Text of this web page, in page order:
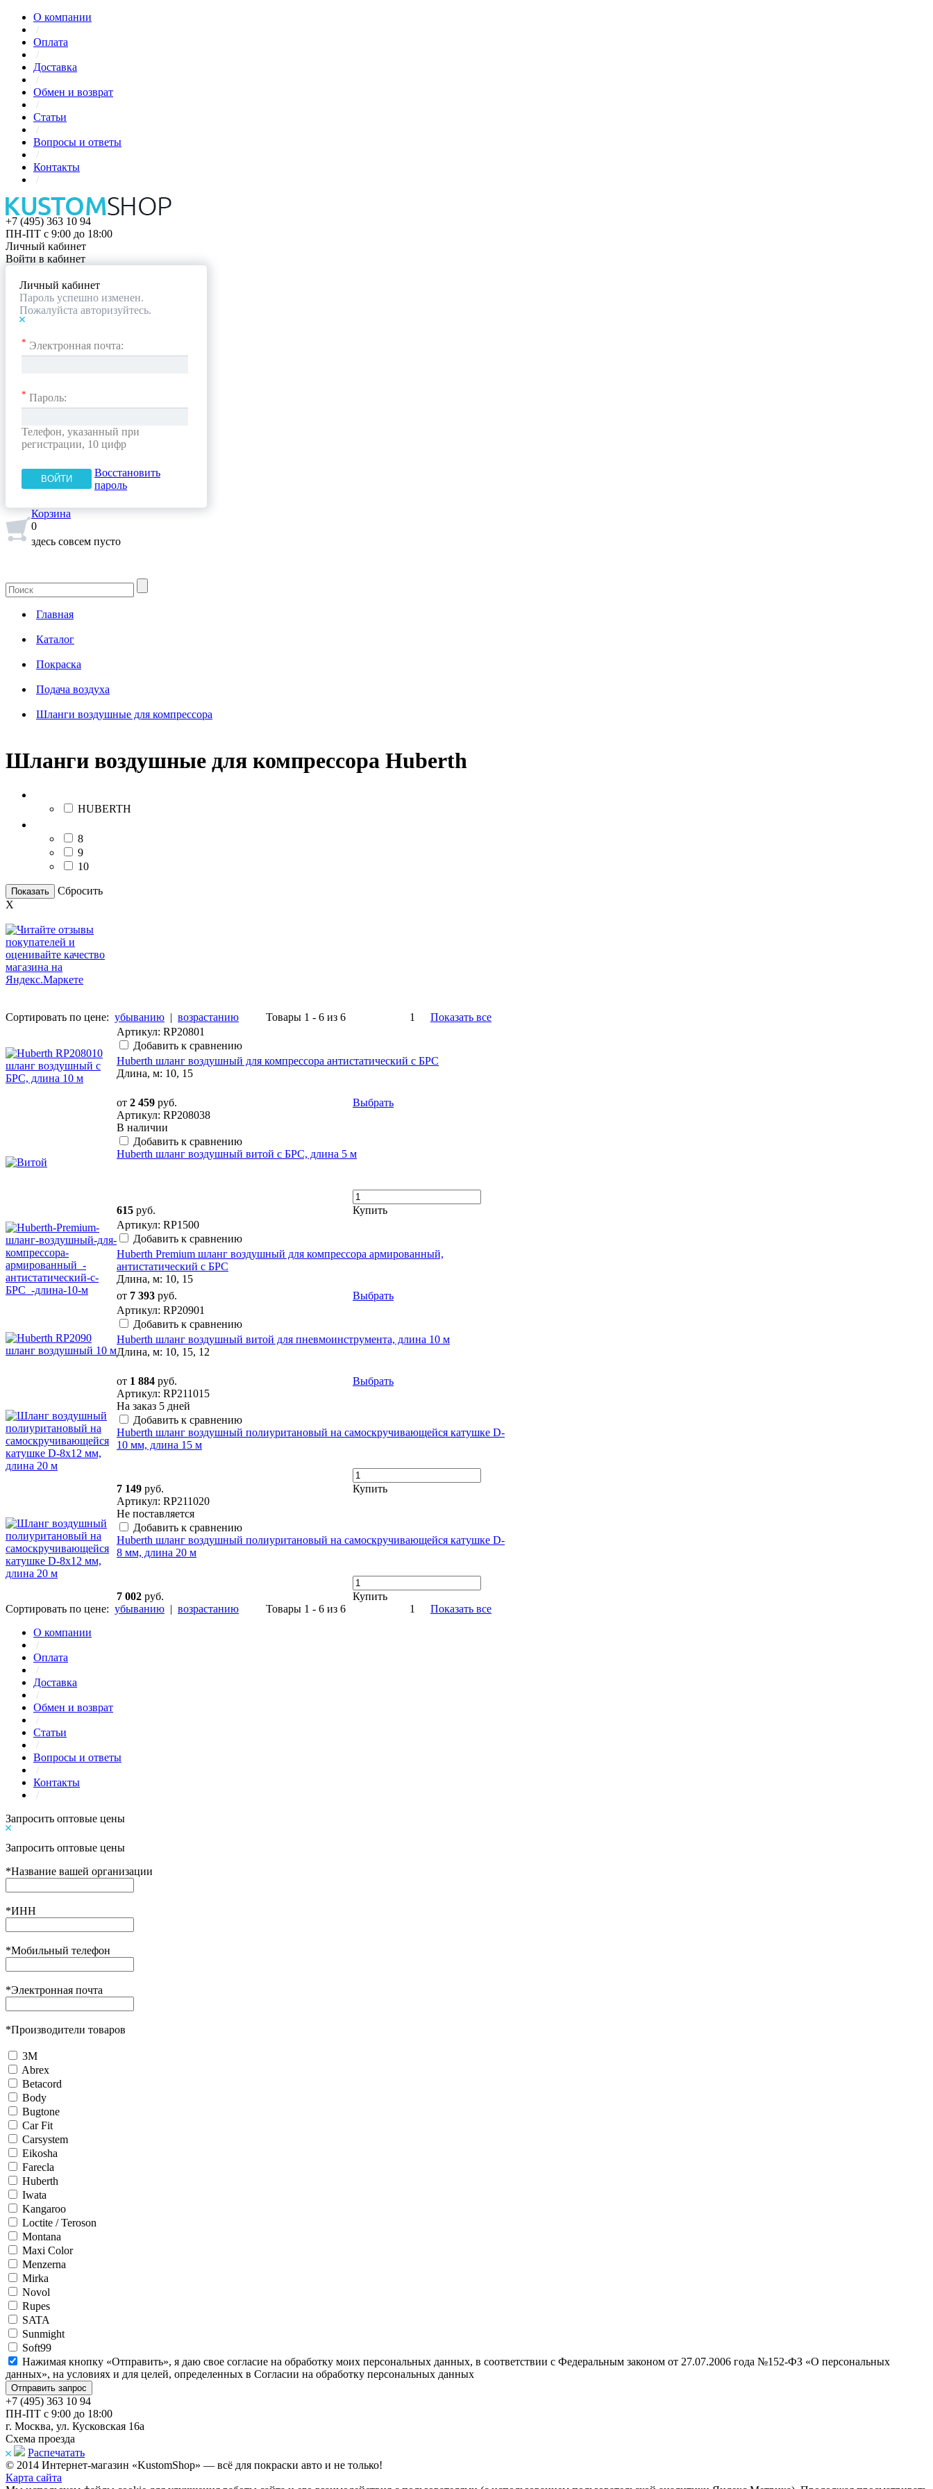
О компании
/
Оплата
/
Доставка
/
Обмен и возврат
/
Статьи
/
Вопросы и ответы
/
Контакты
/
+7 (495) 363 10 94
ПН-ПТ с 9:00 до 18:00
Личный кабинет
Войти в кабинет
Личный кабинет
Пароль успешно изменен.
Пожалуйста авторизуйтесь.
* Электронная почта:
* Пароль:
Телефон, указанный при
регистрации, 10 цифр
Восстановить
пароль
Корзина
0
здесь совсем пусто
Главная
Каталог
Покраска
Подача воздуха
Шланги воздушные для компрессора
Шланги воздушные для компрессора Huberth
HUBERTH
8
9
10
Показать
Сбросить
X
Сортировать по цене: убыванию | возрастанию Товары 1 - 6 из 6 1
Показать все
Артикул: RP20801
Добавить к сравнению
Huberth шланг воздушный для компрессора антистатический с БРС
Длина, м: 10, 15
от 2 459 руб.
Выбрать
Артикул: RP208038
В наличии
Добавить к сравнению
Huberth шланг воздушный витой с БРС, длина 5 м
615 руб.
Купить
Артикул: RP1500
Добавить к сравнению
Huberth Premium шланг воздушный для компрессора армированный,
антистатический с БРС
Длина, м: 10, 15
от 7 393 руб.
Выбрать
Артикул: RP20901
Добавить к сравнению
Huberth шланг воздушный витой для пневмоинструмента, длина 10 м
Длина, м: 10, 15, 12
от 1 884 руб.
Выбрать
Артикул: RP211015
На заказ 5 дней
Добавить к сравнению
Huberth шланг воздушный полиуритановый на самоскручивающейся катушке D-
10 мм, длина 15 м
7 149 руб.
Купить
Артикул: RP211020
Не поставляется
Добавить к сравнению
Huberth шланг воздушный полиуритановый на самоскручивающейся катушке D-
8 мм, длина 20 м
7 002 руб.
Купить
Сортировать по цене: убыванию | возрастанию Товары 1 - 6 из 6 1
Показать все
О компании
/
Оплата
/
Доставка
/
Обмен и возврат
/
Статьи
/
Вопросы и ответы
/
Контакты
/
Запросить оптовые цены
Запросить оптовые цены
*Название вашей организации
*ИНН
*Мобильный телефон
*Электронная почта
*Производители товаров
3М
Abrex
Betacord
Body
Bugtone
Car Fit
Carsystem
Eikosha
Farecla
Huberth
Iwata
Kangaroo
Loctite / Teroson
Montana
Maxi Color
Menzerna
Mirka
Novol
Rupes
SATA
Sunmight
Soft99
Нажимая кнопку «Отправить», я даю свое согласие на обработку моих персональных данных, в соответствии с Федеральным законом от 27.07.2006 года №152-ФЗ «О персональных
данных», на условиях и для целей, определенных в Согласии на обработку персональных данных
+7 (495) 363 10 94
ПН-ПТ с 9:00 до 18:00
г. Москва, ул. Кусковская 16а
Схема проезда
Распечатать
© 2014 Интернет-магазин «KustomShop» — всё для покраски авто и не только!
Карта сайта